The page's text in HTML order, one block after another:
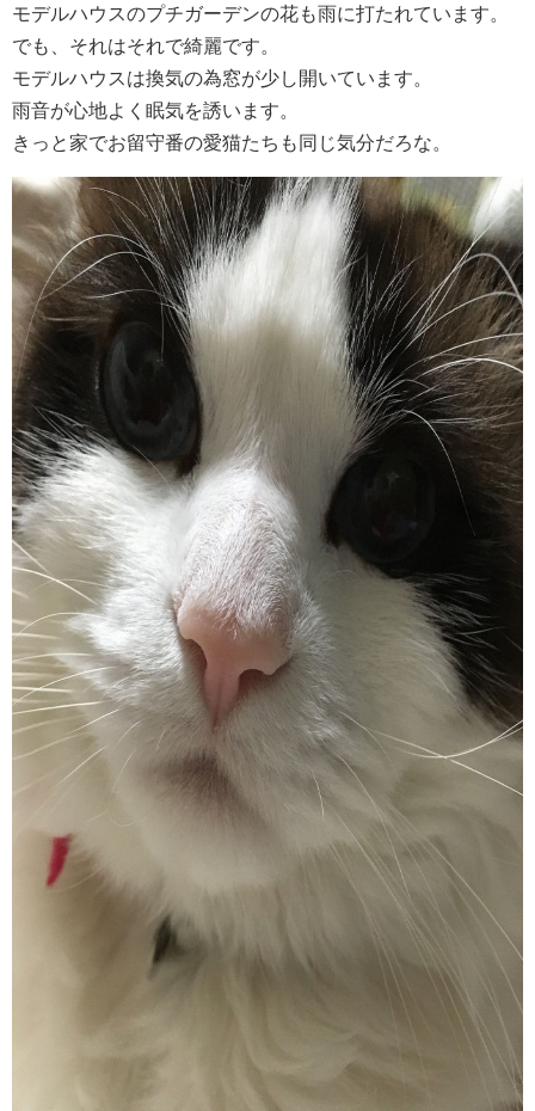
モデルハウスのプチガーデンの花も雨に打たれています。
でも、それはそれで綺麗です。
モデルハウスは換気の為窓が少し開いています。
雨音が心地よく眠気を誘います。
きっと家でお留守番の愛猫たちも同じ気分だろな。